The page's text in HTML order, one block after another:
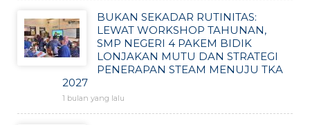
BUKAN SEKADAR RUTINITAS:
LEWAT WORKSHOP TAHUNAN,
SMP NEGERI 4 PAKEM BIDIK
LONJAKAN MUTU DAN STRATEGI
PENERAPAN STEAM MENUJU TKA
2027
1 bulan yang lalu